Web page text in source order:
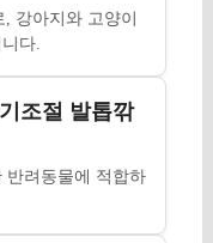
강아지와 고양이
다.
조절 발톱깎
반려동물에 적합하